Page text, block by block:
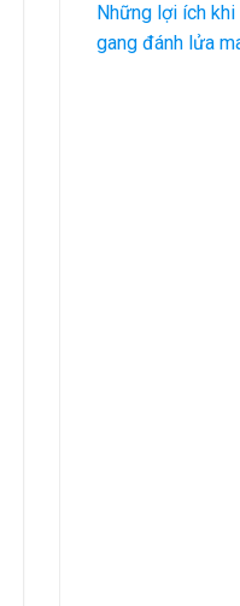
Những lợi ích
gang đánh lửa